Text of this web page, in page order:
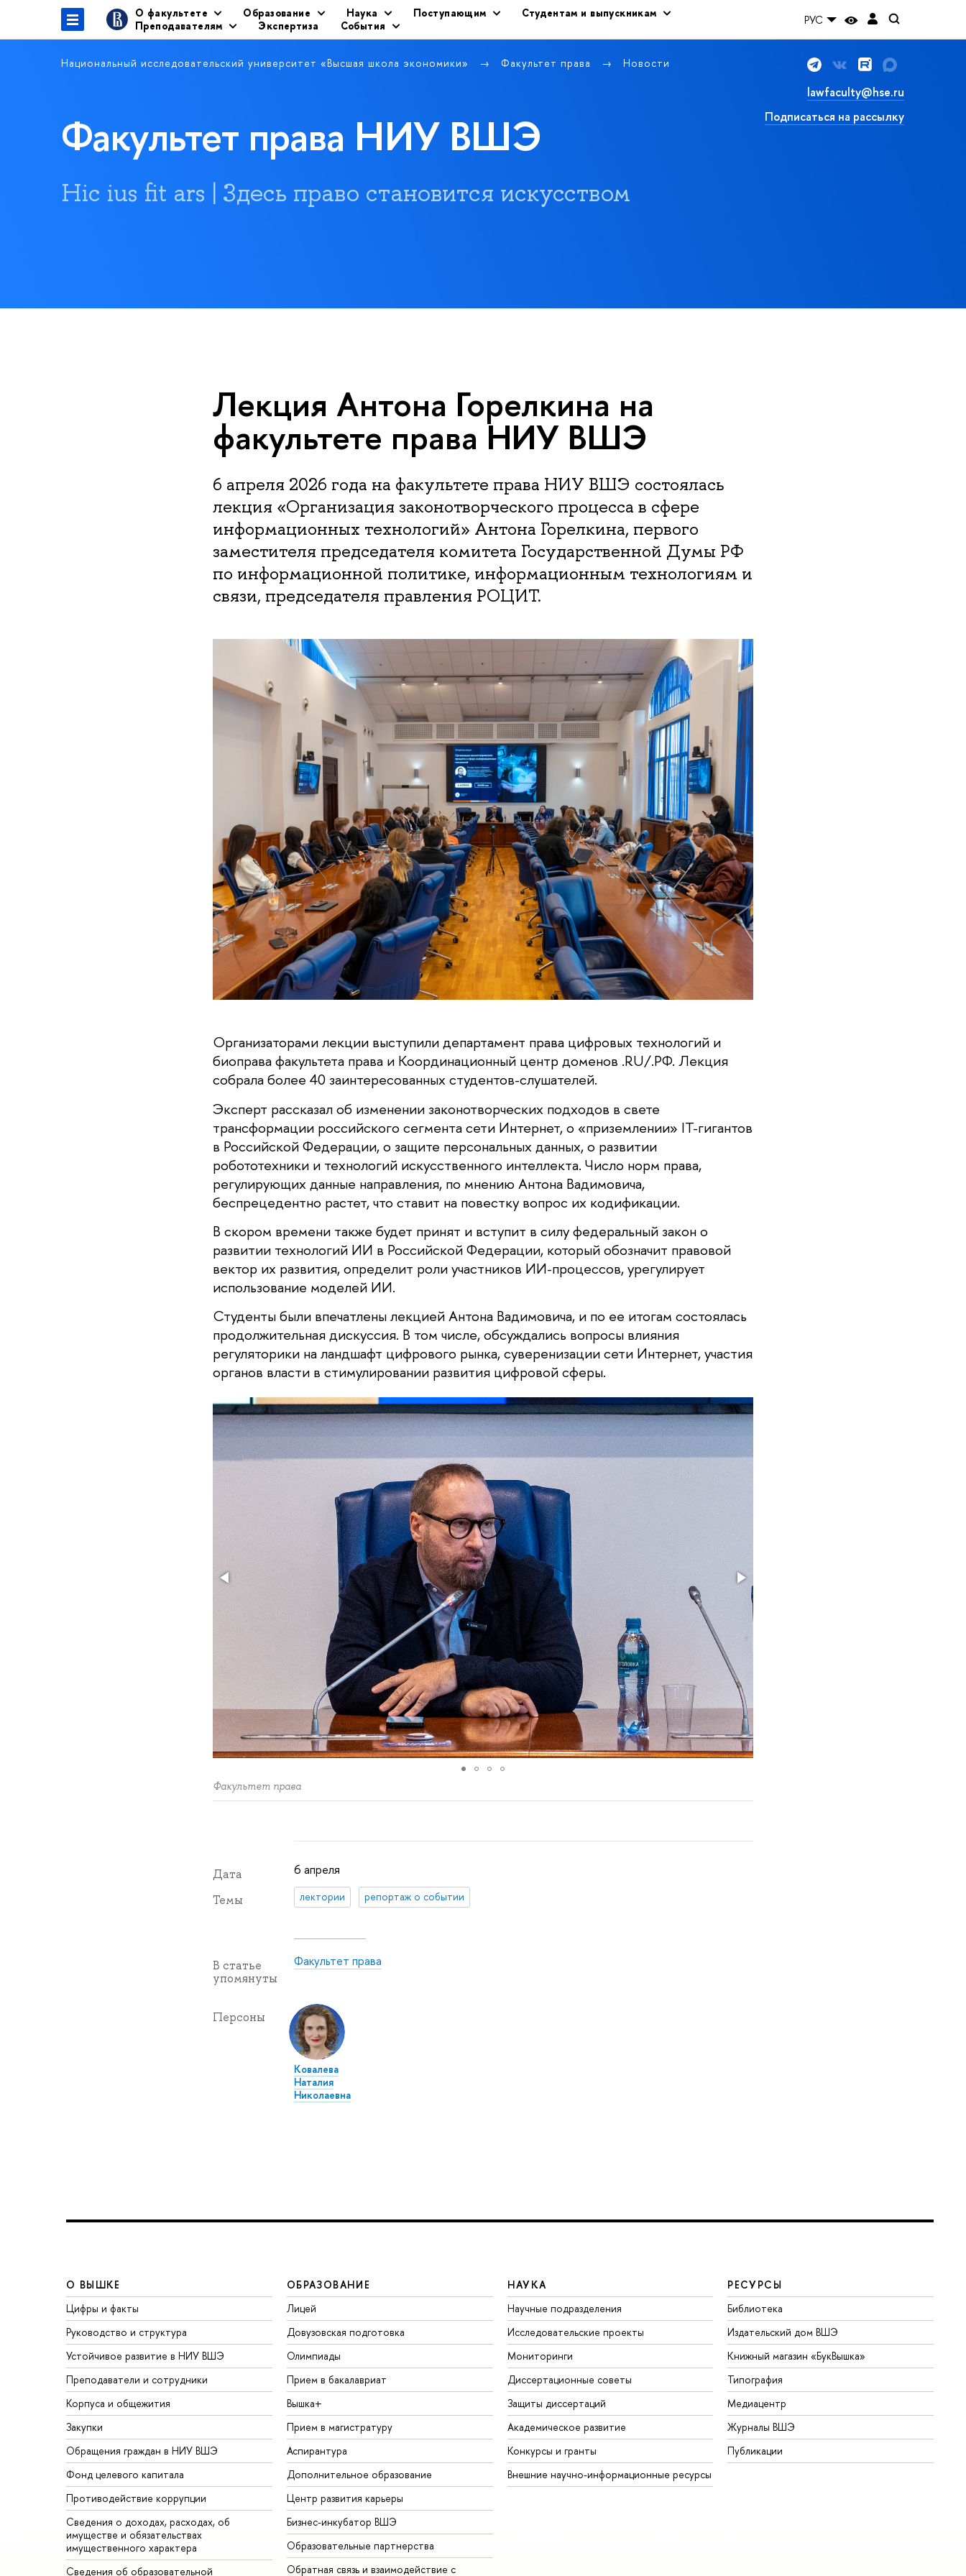
О факультете Образование Наука Поступающим
Студентам и выпускникам
Преподавателям
Экспертиза События РУС
Национальный исследовательский университет «Высшая школа экономики» Факультет права Новости
Факультет права НИУ ВШЭ
Hic ius fit ars | Здесь право становится искусством
lawfaculty@hse.ru
Подписаться на рассылку
Лекция Антона Горелкина на
факультете права НИУ ВШЭ
6 апреля 2026 года на факультете права НИУ ВШЭ состоялась
лекция «Организация законотворческого процесса в сфере
информационных технологий» Антона Горелкина, первого
заместителя председателя комитета Государственной Думы РФ
по информационной политике, информационным технологиям и
связи, председателя правления РОЦИТ.
Организаторами лекции выступили департамент права цифровых технологий и
биоправа факультета права и Координационный центр доменов .RU/.РФ. Лекция
собрала более 40 заинтересованных студентов-слушателей.
Эксперт рассказал об изменении законотворческих подходов в свете
трансформации российского сегмента сети Интернет, о «приземлении» IТ-гигантов
в Российской Федерации, о защите персональных данных, о развитии
робототехники и технологий искусственного интеллекта. Число норм права,
регулирующих данные направления, по мнению Антона Вадимовича,
беспрецедентно растет, что ставит на повестку вопрос их кодификации.
В скором времени также будет принят и вступит в силу федеральный закон о
развитии технологий ИИ в Российской Федерации, который обозначит правовой
вектор их развития, определит роли участников ИИ-процессов, урегулирует
использование моделей ИИ.
Студенты были впечатлены лекцией Антона Вадимовича, и по ее итогам состоялась
продолжительная дискуссия. В том числе, обсуждались вопросы влияния
регуляторики на ландшафт цифрового рынка, суверенизации сети Интернет, участия
органов власти в стимулировании развития цифровой сферы.
Факультет права
Дата 6 апреля
Темы лектории репортаж о событии
В статье
упомянуты
Факультет права
Персоны
Ковалева
Наталия
Николаевна
О ВЫШКЕ
Цифры и факты
Руководство и структура
Устойчивое развитие в НИУ ВШЭ
Преподаватели и сотрудники
Корпуса и общежития
Закупки
Обращения граждан в НИУ ВШЭ
Фонд целевого капитала
Противодействие коррупции
Сведения о доходах, расходах, об
имуществе и обязательствах
имущественного характера
Сведения об образовательной
ОБРАЗОВАНИЕ
Лицей
Довузовская подготовка
Олимпиады
Прием в бакалавриат
Вышка+
Прием в магистратуру
Аспирантура
Дополнительное образование
Центр развития карьеры
Бизнес-инкубатор ВШЭ
Образовательные партнерства
Обратная связь и взаимодействие с
НАУКА
Научные подразделения
Исследовательские проекты
Мониторинги
Диссертационные советы
Защиты диссертаций
Академическое развитие
Конкурсы и гранты
Внешние научно-информационные ресурсы
РЕСУРСЫ
Библиотека
Издательский дом ВШЭ
Книжный магазин «БукВышка»
Типография
Медиацентр
Журналы ВШЭ
Публикации